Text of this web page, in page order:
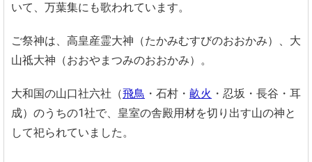
いて、万葉集にも歌われています。
ご祭神は、高皇産霊大神（たかみむすびのおおかみ）、大
山祗大神（おおやまつみのおおかみ）。
大和国の山口社六社（飛鳥 ・石村・ 畝火 ・忍坂・長谷・耳
成）のうちの1社で、皇室の舎殿用材を切り出す山の神と
して祀られていました。